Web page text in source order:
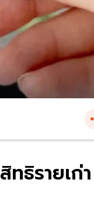
ธิรายเก่า